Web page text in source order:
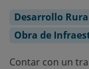
Desarrollo
Obra de
Contar con un